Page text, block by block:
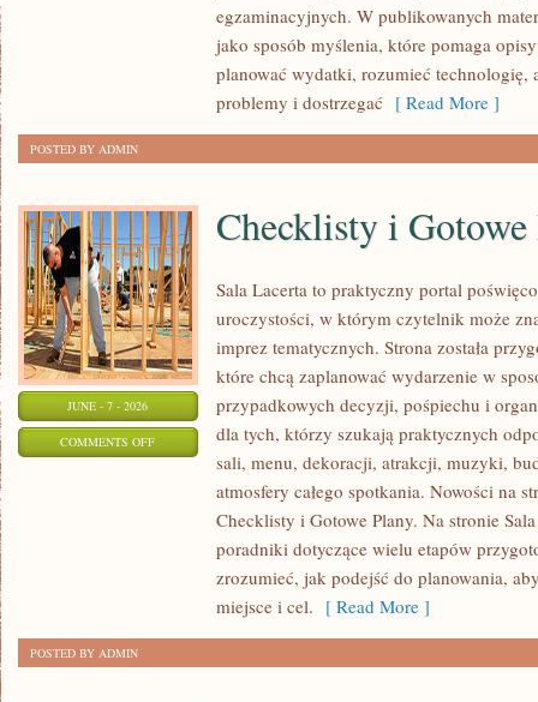
egzaminacyjnych. W publikowanych
jako sposób myślenia, które pomaga
planować wydatki, rozumieć technologię,
problemy i dostrzegać [ Read More ]
POSTED BY ADMIN
JUNE - 7 - 2026
COMMENTS OFFON
CHECKLISTY
Checklisty i Gotowe
Sala Lacerta to praktyczny portal
uroczystości, w którym czytelnik może
imprez tematycznych. Strona została
które chcą zaplanować wydarzenie w
przypadkowych decyzji, pośpiechu i
dla tych, którzy szukają praktycznych
sali, menu, dekoracji, atrakcji, muzyki,
atmosfery całego spotkania. Nowości na
Checklisty i Gotowe Plany. Na stronie
poradniki dotyczące wielu etapów
zrozumieć, jak podejść do planowania,
miejsce i cel. [ Read More ]
POSTED BY ADMIN